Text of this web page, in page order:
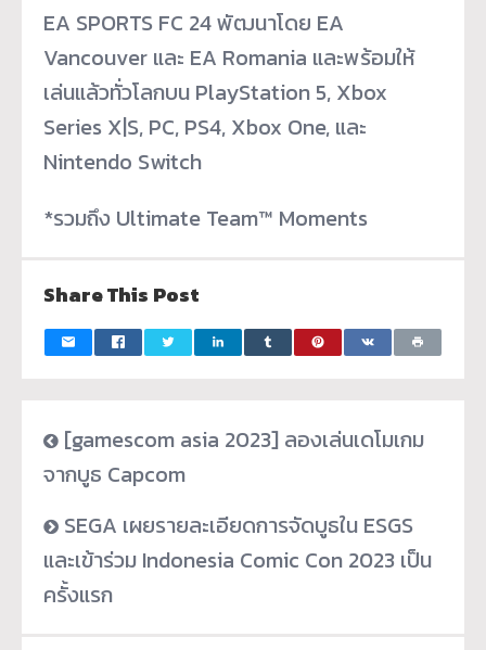
EA SPORTS FC 24 พัฒนาโดย EA
Vancouver และ EA Romania และพร้อมให้
เล่นแล้วทั่วโลกบน PlayStation 5, Xbox
Series X|S, PC, PS4, Xbox One, และ
Nintendo Switch
*รวมถึง Ultimate Team™ Moments
Share This Post
[gamescom asia 2023] ลองเล่นเดโมเกม
จากบูธ Capcom
SEGA เผยรายละเอียดการจัดบูธใน ESGS
และเข้าร่วม Indonesia Comic Con 2023 เป็น
ครั้งแรก